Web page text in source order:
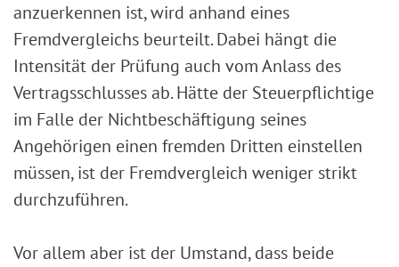
anzuerkennen ist, wird anhand eines
Fremdvergleichs beurteilt. Dabei hängt die
Intensität der Prüfung auch vom Anlass des
Vertragsschlusses ab. Hätte der Steuerpflichtige
im Falle der Nichtbeschäftigung seines
Angehörigen einen fremden Dritten einstellen
müssen, ist der Fremdvergleich weniger strikt
durchzuführen.
Vor allem aber ist der Umstand, dass beide